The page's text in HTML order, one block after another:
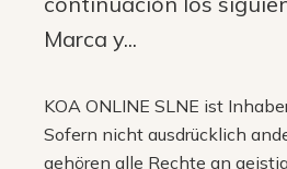
Marca y...
KOA ONLINE SLNE ist
Sofern nicht ausdrücklich
gehören alle Rechte an